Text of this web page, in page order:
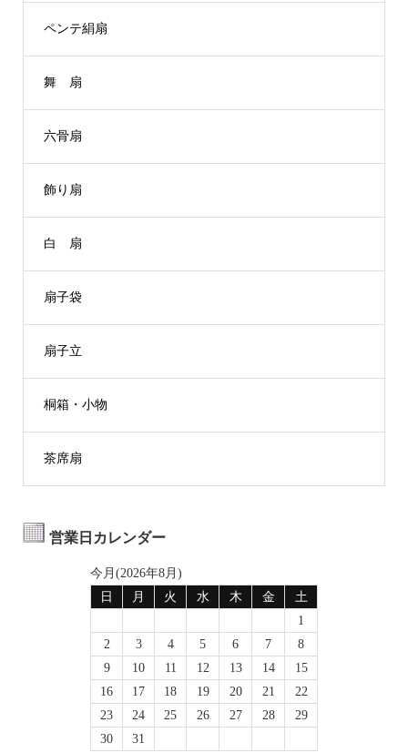
ペンテ絹扇
舞 扇
六骨扇
飾り扇
白 扇
扇子袋
扇子立
桐箱・小物
茶席扇
営業日カレンダー
今月(2026年8月)
日
月 火 水 木 金
土
1
2
3 4 5 6 7
8
9
10 11 12 13 14
15
16
17 18 19 20 21
22
23
24 25 26 27 28
29
30
31